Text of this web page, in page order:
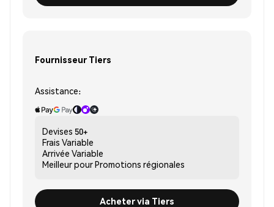
Fournisseur Tiers
Assistance:
Devises 50+
Frais Variable
Arrivée Variable
Meilleur pourPromotions régionales
Acheter via Tiers